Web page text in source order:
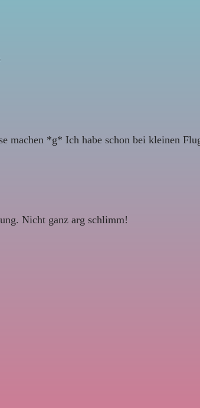
machen *g* Ich habe schon bei kleinen
Nicht ganz arg schlimm!